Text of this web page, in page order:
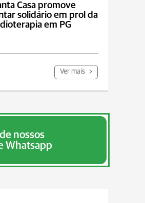
Casa promove
solidário em prol da
em PG
Ver mais
nossos
Whatsapp